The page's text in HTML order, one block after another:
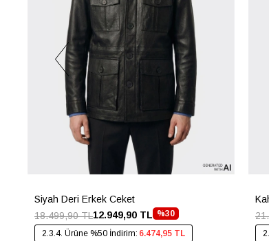
Siyah Deri Erkek Ceket
%30
12.949,90 TL
18.499,90 TL
2.3.4. Ürüne %50 İndirim: 6.474,95 TL